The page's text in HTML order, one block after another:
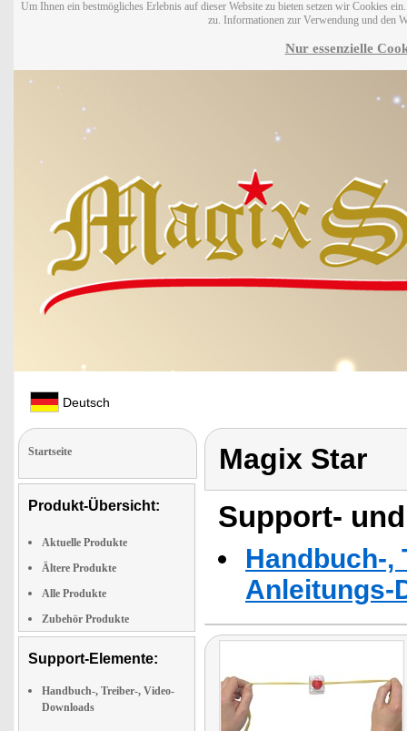
Um Ihnen ein bestmögliches Erlebnis auf dieser Website zu bieten setzen wir Cookies
zu. Informationen zur Verwendung und den
Nur essenzielle
Deutsch
Startseite
Produkt-Übersicht:
Aktuelle Produkte
Ältere Produkte
Alle Produkte
Zubehör Produkte
Support-Elemente:
Handbuch-, Treiber-, Video-
Downloads
Magix Star
Support-
Handbuch-,
Anleitungs-